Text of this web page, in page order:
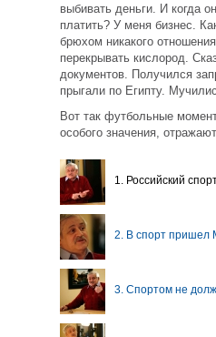
выбивать деньги. И когда
платить? У меня бизнес.
брюхом никакого
перекрывать кислород.
документов. Получился
прыгали по Египту.
Вот так футбольные
особого значения,
1. Российский
2. В спорт пришел
3. Спортом не